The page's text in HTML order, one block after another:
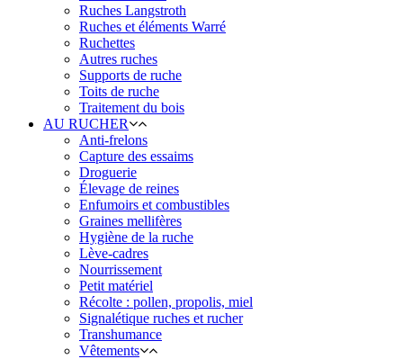
Ruches Langstroth
Ruches et éléments Warré
Ruchettes
Autres ruches
Supports de ruche
Toits de ruche
Traitement du bois
AU RUCHER
Anti-frelons
Capture des essaims
Droguerie
Élevage de reines
Enfumoirs et combustibles
Graines mellifères
Hygiène de la ruche
Lève-cadres
Nourrissement
Petit matériel
Récolte : pollen, propolis, miel
Signalétique ruches et rucher
Transhumance
Vêtements